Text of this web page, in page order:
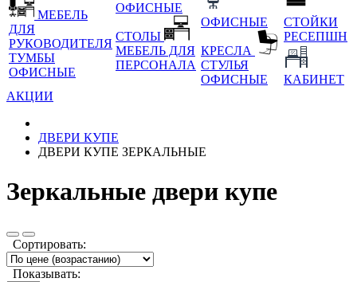
МЕБЕЛЬ
ДЛЯ
РУКОВОДИТЕЛЯ
ТУМБЫ
ОФИСНЫЕ
ОФИСНЫЕ
СТОЛЫ
МЕБЕЛЬ ДЛЯ
ПЕРСОНАЛА
ОФИСНЫЕ
КРЕСЛА
СТУЛЬЯ
ОФИСНЫЕ
СТОЙКИ
РЕСЕПШН
КАБИНЕТ
АКЦИИ
ДВЕРИ КУПЕ
ДВЕРИ КУПЕ ЗЕРКАЛЬНЫЕ
Зеркальные двери купе
Сортировать:
Показывать: